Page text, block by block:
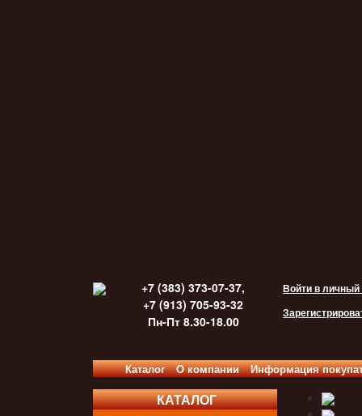
+7 (383) 373-07-37,
+7 (913) 705-93-32
Пн-Пт 8.30-18.00
Войти в личный
Каталог О компании Информация
КАТАЛОГ